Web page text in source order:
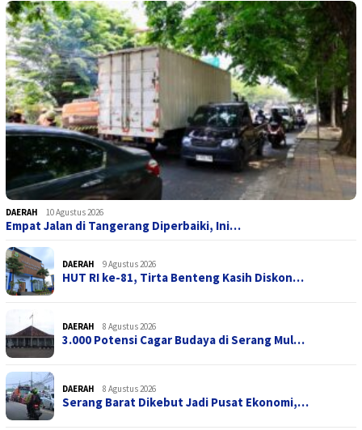
DAERAH 10 Agustus 2026
Empat Jalan di Tangerang Diperbaiki, Ini…
DAERAH 9 Agustus 2026
HUT RI ke-81, Tirta Benteng Kasih Diskon…
DAERAH 8 Agustus 2026
3.000 Potensi Cagar Budaya di Serang Mul…
DAERAH 8 Agustus 2026
Serang Barat Dikebut Jadi Pusat Ekonomi,…